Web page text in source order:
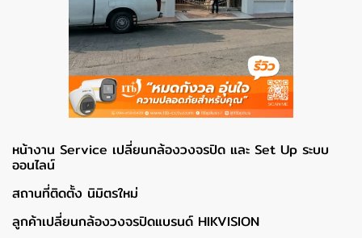
หน้างาน Service เปลี่ยนกล้องวงจรปิด และ Set Up ระบบ
ออนไลน์
สถานที่ติดตั้ง นิมิตรใหม่
ลูกค้าเปลี่ยนกล้องวงจรปิดแบรนด์ HIKVISION